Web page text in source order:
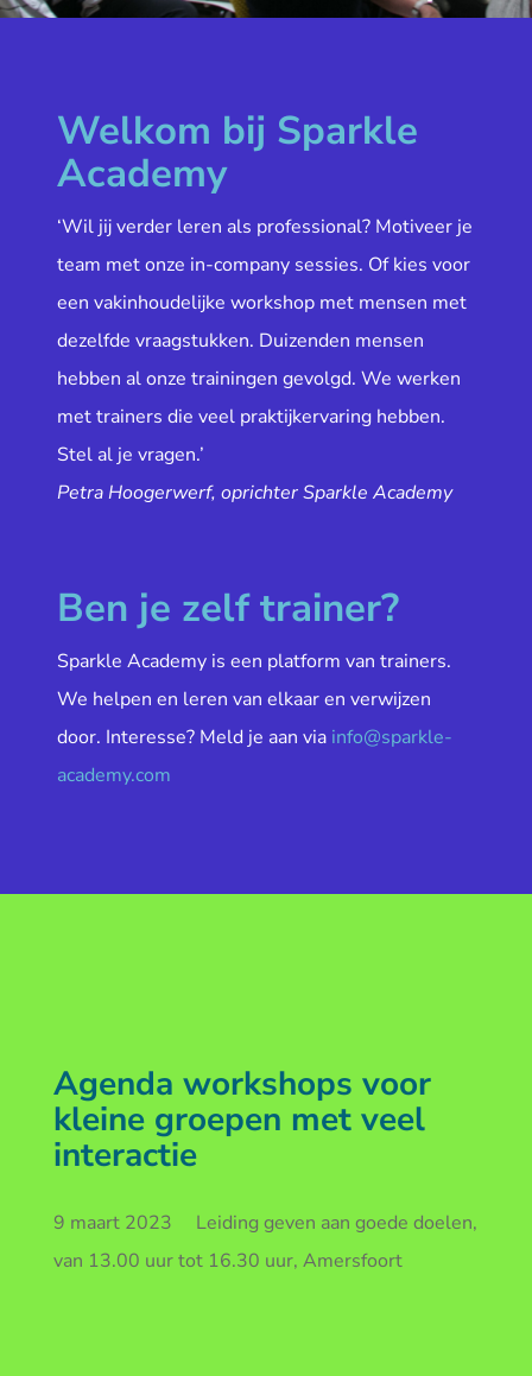
Welkom bij Sparkle
Academy
‘Wil jij verder leren als professional? Motiveer je
team met onze in-company sessies. Of kies voor
een vakinhoudelijke workshop met mensen met
dezelfde vraagstukken. Duizenden mensen
hebben al onze trainingen gevolgd. We werken
met trainers die veel praktijkervaring hebben.
Stel al je vragen.’
Petra Hoogerwerf, oprichter Sparkle Academy
Ben je zelf trainer?
Sparkle Academy is een platform van trainers.
We helpen en leren van elkaar en verwijzen
door. Interesse? Meld je aan via info@sparkle-
academy.com
Agenda workshops voor
kleine groepen met veel
interactie
9 maart 2023 Leiding geven aan goede doelen,
van 13.00 uur tot 16.30 uur, Amersfoort